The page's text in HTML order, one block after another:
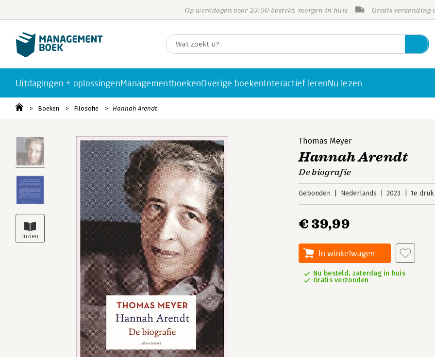
Op werkdagen voor 23:00 besteld, morgen in huis Gratis verzending
Uitdagingen + oplossingenManagementboekenOverige boekenInteractief lerenNu lezen
Boeken Filosofie Hannah Arendt
Thomas Meyer
Hannah Arendt
De biografie
Gebonden Nederlands 2023 1e druk
€ 39,99
In winkelwagen
Nu besteld, zaterdag in huis
Gratis verzonden